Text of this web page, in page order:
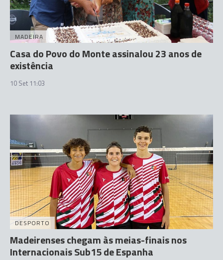
MADEIRA
Casa do Povo do Monte assinalou 23 anos de
existência
10 Set 11:03
DESPORTO
Madeirenses chegam às meias-finais nos
Internacionais Sub15 de Espanha